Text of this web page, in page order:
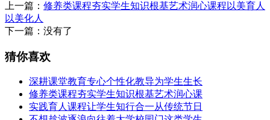
上一篇： 修养类课程夯实学生知识根基艺术润心课程以美育人
以美化人
下一篇：没有了
猜你喜欢
深耕课堂教育专心个性化教导为学生生长
修养类课程夯实学生知识根基艺术润心课
实践育人课程让学生知行合一从传统节日